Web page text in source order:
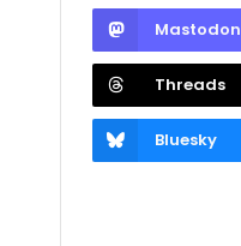
Mastodon
Threads
Bluesky